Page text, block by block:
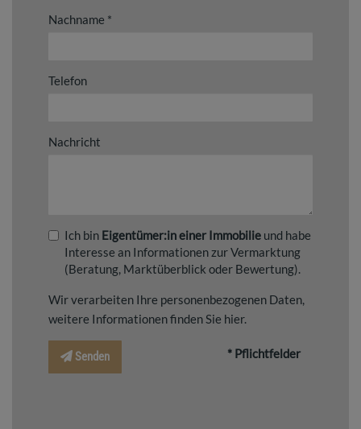
Nachname
Telefon
Nachricht
Ich bin Eigentümer:in einer Immobilie und habe
Interesse an Informationen zur Vermarktung
(Beratung, Marktüberblick oder Bewertung).
Wir verarbeiten Ihre personenbezogenen Daten,
weitere Informationen finden Sie hier.
Senden * Pflichtfelder